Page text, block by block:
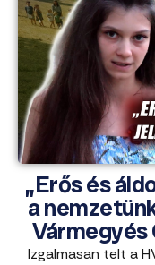
„Erős és
a
Vármegyés
Izgalmasan telt a